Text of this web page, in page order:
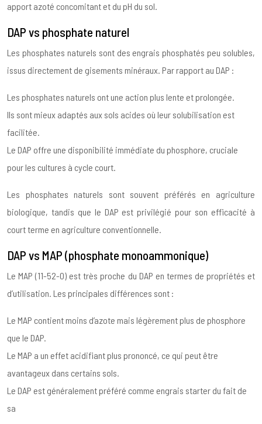
apport azoté concomitant et du pH du sol.
DAP vs phosphate naturel
Les phosphates naturels sont des engrais phosphatés peu solubles,
issus directement de gisements minéraux. Par rapport au DAP :
Les phosphates naturels ont une action plus lente et prolongée.
Ils sont mieux adaptés aux sols acides où leur solubilisation est
facilitée.
Le DAP offre une disponibilité immédiate du phosphore, cruciale
pour les cultures à cycle court.
Les phosphates naturels sont souvent préférés en agriculture
biologique, tandis que le DAP est privilégié pour son efficacité à
court terme en agriculture conventionnelle.
DAP vs MAP (phosphate monoammonique)
Le MAP (11-52-0) est très proche du DAP en termes de propriétés et
d’utilisation. Les principales différences sont :
Le MAP contient moins d’azote mais légèrement plus de phosphore
que le DAP.
Le MAP a un effet acidifiant plus prononcé, ce qui peut être
avantageux dans certains sols.
Le DAP est généralement préféré comme engrais starter du fait de
sa